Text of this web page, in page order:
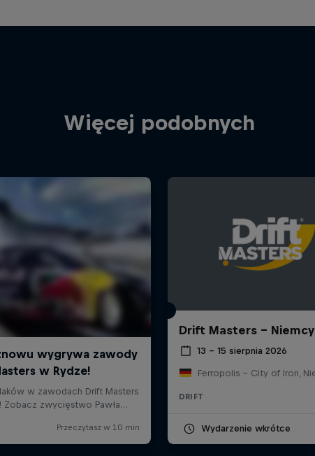
Więcej podobnych
Drift Masters - Niemcy
13 – 15 sierpnia 2026
Ferropolis – City of Iron,
DRIFT
Wydarzenie wkrótce